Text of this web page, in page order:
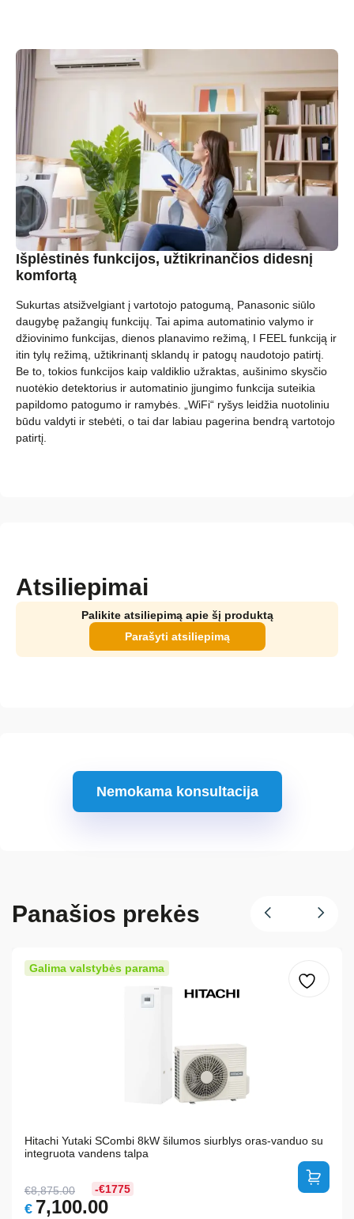
Išplėstinės funkcijos, užtikrinančios didesnį
komfortą
Sukurtas atsižvelgiant į vartotojo patogumą, Panasonic siūlo
daugybę pažangių funkcijų. Tai apima automatinio valymo ir
džiovinimo funkcijas, dienos planavimo režimą, I FEEL funkciją ir
itin tylų režimą, užtikrinantį sklandų ir patogų naudotojo patirtį.
Be to, tokios funkcijos kaip valdiklio užraktas, aušinimo skysčio
nuotėkio detektorius ir automatinio įjungimo funkcija suteikia
papildomo patogumo ir ramybės. „WiFi“ ryšys leidžia nuotoliniu
būdu valdyti ir stebėti, o tai dar labiau pagerina bendrą vartotojo
patirtį.
Atsiliepimai
Palikite atsiliepimą apie šį produktą
Parašyti atsiliepimą
Nemokama konsultacija
Panašios prekės
Galima valstybės parama
Hitachi Yutaki SCombi 8kW šilumos siurblys oras-vanduo su
integruota vandens talpa
-€1775
€8,875.00
Original
€ 7,100.00Current